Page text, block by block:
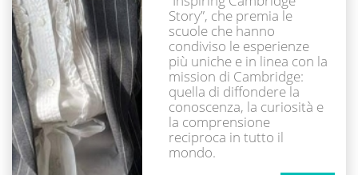
Story”, che premia le
scuole che hanno
condiviso le esperienze
più uniche e in linea con la
mission di Cambridge:
quella di diffondere la
conoscenza, la curiosità e
la comprensione
reciproca in tutto il
mondo.